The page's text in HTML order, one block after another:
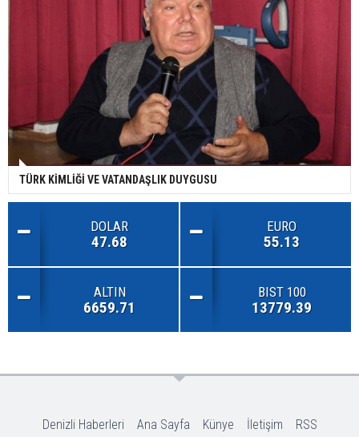
TÜRK KİMLİĞİ VE VATANDAŞLIK DUYGUSU
DOLAR
47.68
EURO
55.13
ALTIN
6659.71
BIST 100
13779.39
Denizli Haberleri Ana Sayfa Künye İletişim RSS